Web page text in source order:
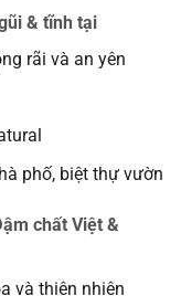
& tĩnh tại
rãi và an yên
phố, biệt thự vườn
chất Việt &
và thiên nhiên